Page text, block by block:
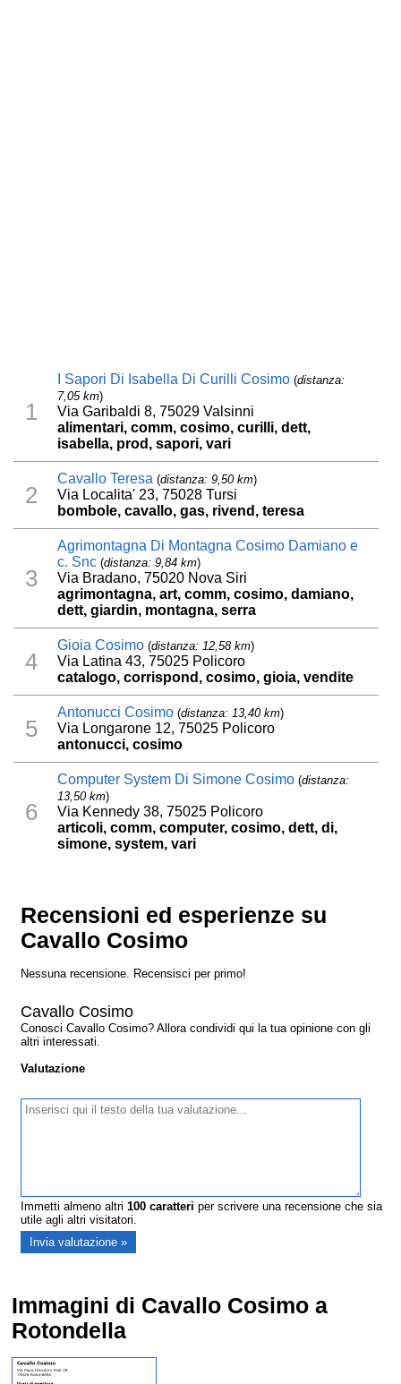
1
I Sapori Di Isabella Di Curilli Cosimo (distanza:
7,05 km)
Via Garibaldi 8, 75029 Valsinni
alimentari, comm, cosimo, curilli, dett,
isabella, prod, sapori, vari
2
Cavallo Teresa (distanza: 9,50 km)
Via Localita' 23, 75028 Tursi
bombole, cavallo, gas, rivend, teresa
3
Agrimontagna Di Montagna Cosimo Damiano e
c. Snc (distanza: 9,84 km)
Via Bradano, 75020 Nova Siri
agrimontagna, art, comm, cosimo, damiano,
dett, giardin, montagna, serra
4
Gioia Cosimo (distanza: 12,58 km)
Via Latina 43, 75025 Policoro
catalogo, corrispond, cosimo, gioia, vendite
5
Antonucci Cosimo (distanza: 13,40 km)
Via Longarone 12, 75025 Policoro
antonucci, cosimo
6
Computer System Di Simone Cosimo (distanza:
13,50 km)
Via Kennedy 38, 75025 Policoro
articoli, comm, computer, cosimo, dett, di,
simone, system, vari
Recensioni ed esperienze su
Cavallo Cosimo
Nessuna recensione. Recensisci per primo!
Cavallo Cosimo
Conosci Cavallo Cosimo? Allora condividi qui la tua opinione con gli
altri interessati.
Valutazione
Immetti almeno altri100 caratteri per scrivere una recensione che sia
utile agli altri visitatori.
Immagini di Cavallo Cosimo a
Rotondella